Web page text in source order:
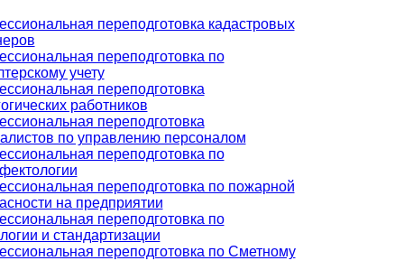
переподготовка кадастровых
переподготовка по
учету
переподготовка
работников
переподготовка
по управлению персоналом
переподготовка по
переподготовка по пожарной
на предприятии
переподготовка по
и стандартизации
переподготовка по Сметному